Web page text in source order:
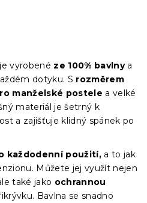
je vyrobené ze 100% bavlnya
dotyku. S rozměrem
manželské postele a velké
materiál je šetrný k
a zajišťuje klidný spánek po
každodenní použití, a to jak
Můžete jej využít nejen
také jako ochrannou
Bavlna se snadno